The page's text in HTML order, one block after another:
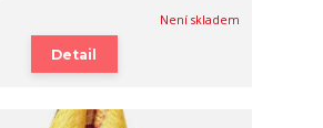
Není skladem
Detail